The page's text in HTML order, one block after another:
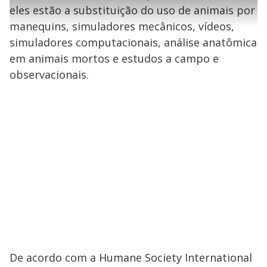
a
e
g
n
d
s
s
e
u
n
o
s
n
a
r
eles estão a substituição do uso de animais por
manequins, simuladores mecânicos, vídeos,
simuladores computacionais, análise anatômica
em animais mortos e estudos a campo e
observacionais.
De acordo com a Humane Society International